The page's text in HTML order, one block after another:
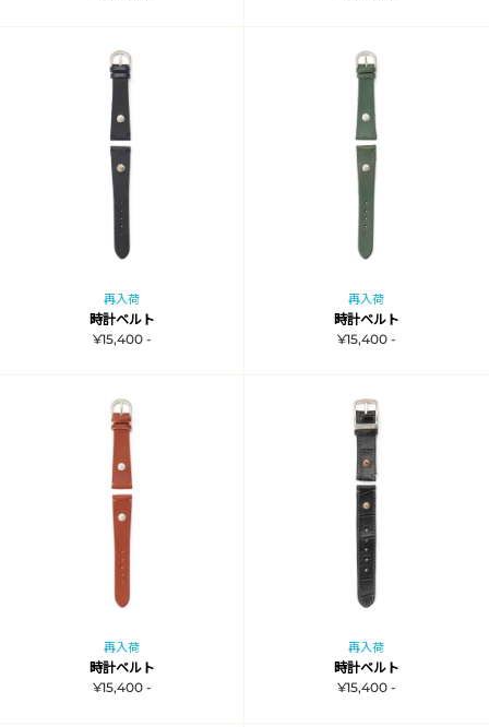
再入荷
時計ベルト
¥15,400 -
再入荷
時計ベルト
¥15,400 -
再入荷
時計ベルト
¥15,400 -
再入荷
時計ベルト
¥15,400 -